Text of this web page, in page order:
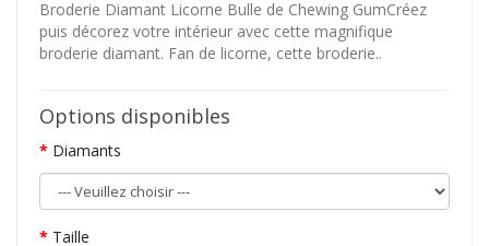
Broderie Diamant Licorne Bulle de Chewing GumCréez
puis décorez votre intérieur avec cette magnifique
broderie diamant. Fan de licorne, cette broderie..
Options disponibles
Diamants
Taille